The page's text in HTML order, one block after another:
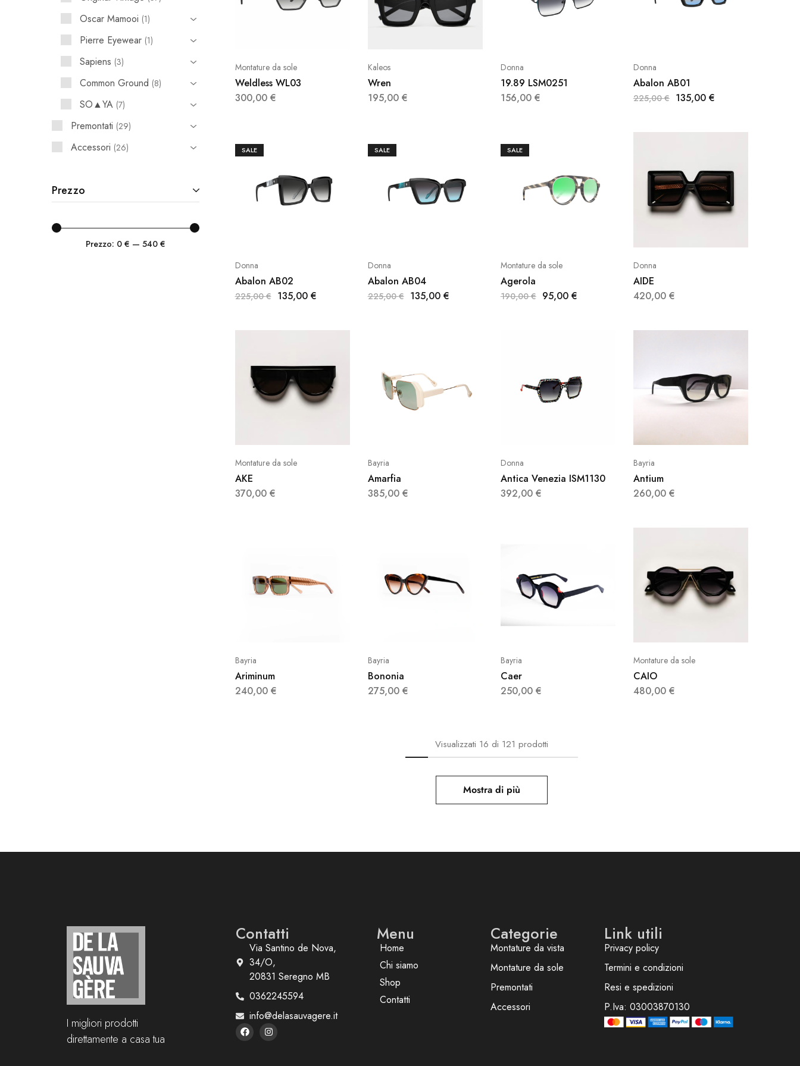
Montature da sole
Weldless WL03
300,00 €
Kaleos
Wren
195,00 €
Donna
19.89 LSM0251
156,00 €
Donna
Abalon AB01
225,00€ 135,00 €
SALE
Donna
Abalon AB02
225,00€ 135,00 €
SALE
Donna
Abalon AB04
225,00€ 135,00 €
SALE
Montature da sole
Agerola
190,00€ 95,00 €
Donna
AIDE
420,00 €
Montature da sole
AKE
370,00 €
Bayria
Amarfia
385,00 €
Donna
Antica Venezia ISM1130
392,00 €
Bayria
Antium
260,00 €
Bayria
Ariminum
240,00 €
Bayria
Bononia
275,00 €
Bayria
Caer
250,00 €
Montature da sole
CAIO
480,00 €
Visualizzati 16 di 121 prodotti
Mostra di più
Oscar Mamooi 1
Pierre Eyewear 1
Sapiens 3
Common Ground 8
SO▲YA 7
Premontati 29
Accessori 26
Prezzo
Prezzo: 0 € — 540 €
I migliori prodotti
direttamente a casa tua
Contatti
Via Santino de Nova,
34/O,
20831 Seregno MB
0362245594
info@delasauvagere.it
Menu
Home
Chi siamo
Shop
Contatti
Categorie
Montature da vista
Montature da sole
Premontati
Accessori
Link utili
Privacy policy
Termini e condizioni
Resi e spedizioni
P.Iva: 03003870130